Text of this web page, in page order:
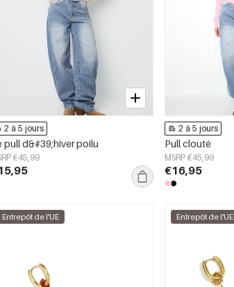
2 à 5 jours
pull d&#39;hiver poilu
€45,99
2 à 5 jours
Pull clouté
MSRP €45,99
€16,95
Entrepôt de l'UE Entrepôt de l'UE